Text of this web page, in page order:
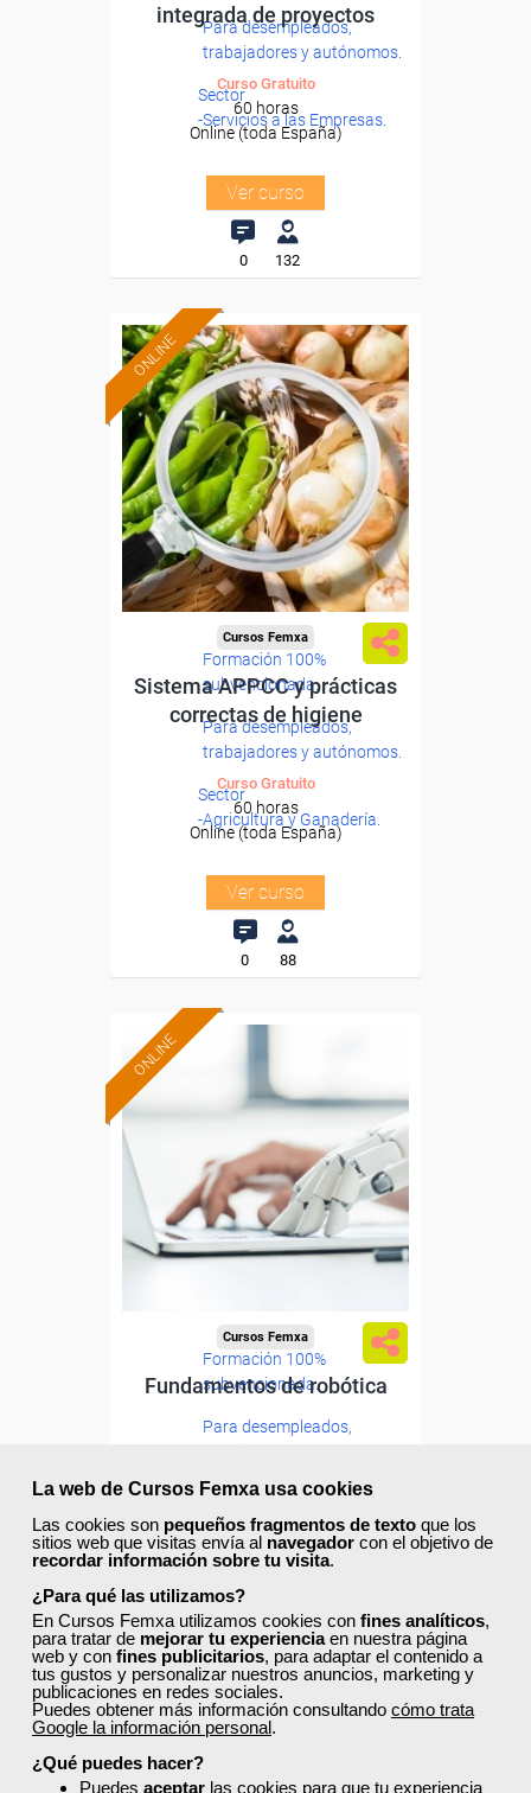
La web de Cursos Femxa usa cookies
Las cookies son pequeños fragmentos de texto que los
sitios web que visitas envía al navegador con el objetivo de
recordar información sobre tu visita.
¿Para qué las utilizamos?
En Cursos Femxa utilizamos cookies con fines analíticos,
para tratar de mejorar tu experienciaen nuestra página
web y con fines publicitarios, para adaptar el contenido a
tus gustos y personalizar nuestros anuncios, marketing y
publicaciones en redes sociales.
Puedes obtener más información consultando cómo trata
Google la información personal.
¿Qué puedes hacer?
Puedes aceptar las cookies para que tu experiencia
Para desempleados,
trabajadores y autónomos.
Sector
-Servicios a las Empresas.
integrada de proyectos
Curso Gratuito
60 horas
Online (toda España)
Ver curso
0 132
ONLINE
Formación 100%
subvencionada.
Para desempleados,
trabajadores y autónomos.
Sector
-Agricultura y Ganadería.
Cursos Femxa
Sistema APPCC y prácticas
correctas de higiene
Curso Gratuito
60 horas
Online (toda España)
Ver curso
0 88
ONLINE
Formación 100%
subvencionada.
Para desempleados,
Sector
-Industria Química.
Cursos Femxa
Fundamentos de robótica
Curso Gratuito
Online (toda España)
Ver curso
2 254
ONLINE